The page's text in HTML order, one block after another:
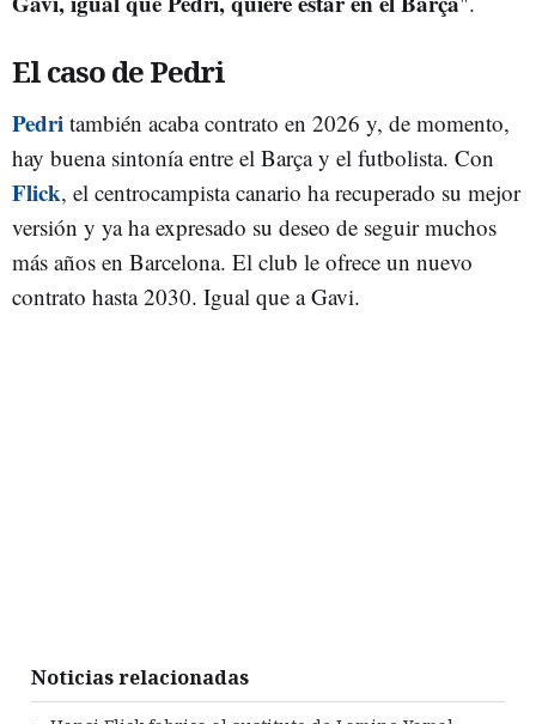
El caso de Pedri
Pedri también acaba contrato en 2026 y, de momento,
hay buena sintonía entre el Barça y el futbolista. Con
Flick, el centrocampista canario ha recuperado su mejor
versión y ya ha expresado su deseo de seguir muchos
más años en Barcelona. El club le ofrece un nuevo
contrato hasta 2030. Igual que a Gavi.
Noticias relacionadas